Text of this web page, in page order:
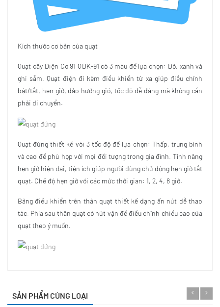
Kích thước cơ bản của quạt
Quạt cây Điện Cơ 91 QĐK-91 có 3 màu để lựa chọn: Đỏ, xanh và
ghi sẫm. Quạt điện đi kèm điều khiển từ xa giúp điều chỉnh
bật/tắt, hẹn giờ, đảo hướng gió, tốc độ dễ dàng mà không cần
phải di chuyển.
Quạt đứng thiết kế với 3 tốc độ để lựa chọn: Thấp, trung bình
và cao để phù hợp với mọi đối tượng trong gia đình. Tính năng
hẹn giờ hiện đại, tiện ích giúp người dùng chủ động hẹn giờ tắt
quạt. Chế độ hẹn giờ với các mức thời gian: 1, 2, 4, 8 giờ.
Bảng điều khiển trên thân quạt thiết kế dạng ấn nút dễ thao
tác. Phía sau thân quạt có nút vặn để điều chỉnh chiều cao của
quạt theo ý muốn.
SẢN PHẨM CÙNG LOẠI